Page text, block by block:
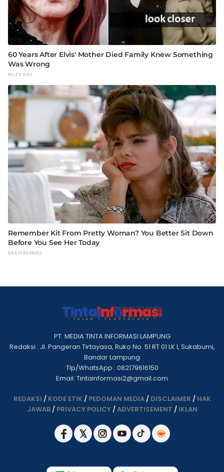
PT. MEDIA TINTA INFORMASI LAMPUNG
Redaksi : Jl. Pangeran Tirtayasa, Ruko No. 51 RT 01 LK I, Sukabumi,
Bandar Lampung
Tlp/WhatsApp : 082179616150
Email: Tintainformasi2@gmail.com
REDAKSI / KODE ETIK / PEDOMAN MEDIA/ DISCLAIMER / HAK
JAWAB/ PRIVACY POLICY/ADVERTISEMENT / IKLAN